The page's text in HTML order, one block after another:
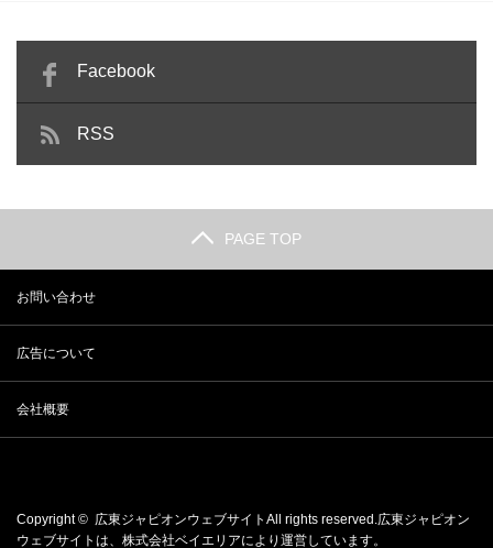
Facebook
RSS
PAGE TOP
お問い合わせ
広告について
会社概要
Copyright © 広東ジャピオンウェブサイト All rights reserved.広東ジャピオン
ウェブサイトは、 株式会社ベイエリアにより運営しています。